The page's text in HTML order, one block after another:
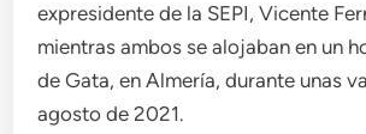
expresidente de la SEPI, Vicente
mientras ambos se alojaban en un
de Gata, en Almería, durante unas
agosto de 2021.